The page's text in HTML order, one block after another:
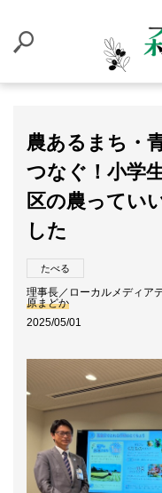
農あるまち・
つなぐ！小学
区の農ってい
した
たべる
理事長／ローカルメディア
原まどか
2025/05/01